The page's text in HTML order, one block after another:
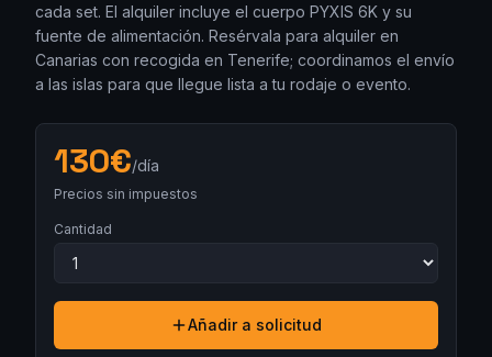
cada set. El alquiler incluye el cuerpo PYXIS 6K y su
fuente de alimentación. Resérvala para alquiler en
Canarias con recogida en Tenerife; coordinamos el envío
a las islas para que llegue lista a tu rodaje o evento.
130€/día
Precios sin impuestos
Cantidad
Añadir a solicitud